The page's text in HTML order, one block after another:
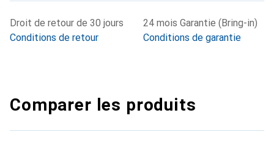
Droit de retour de 30 jours
Conditions de retour
24 mois Garantie (Bring-in)
Conditions de garantie
Comparer les produits